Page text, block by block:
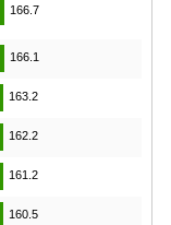
166.7
166.1
163.2
162.2
161.2
160.5